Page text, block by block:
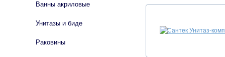
Ванны акриловые
Унитазы и биде
Раковины